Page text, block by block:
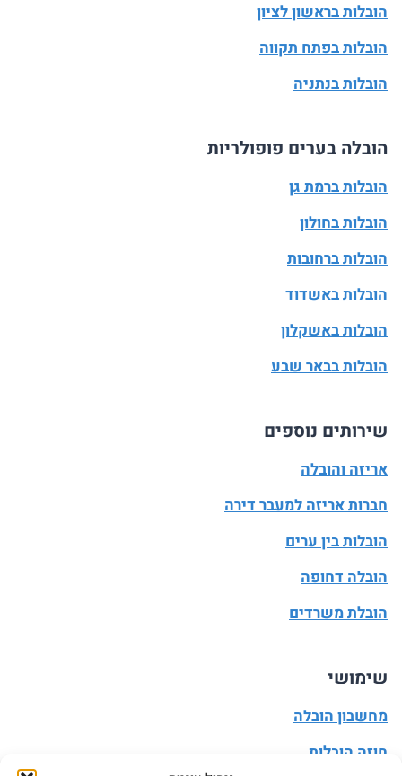
הובלות בראשון לציון
הובלות בפתח תקווה
הובלות בנתניה
הובלה בערים פופולריות
הובלות ברמת גן
הובלות בחולון
הובלות ברחובות
הובלות באשדוד
הובלות באשקלון
הובלות בבאר שבע
שירותים נוספים
אריזה והובלה
חברות אריזה למעבר דירה
הובלות בין ערים
הובלה דחופה
הובלת משרדים
שימושי
מחשבון הובלה
חוזה הובלות